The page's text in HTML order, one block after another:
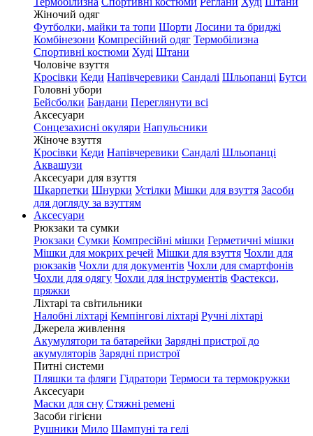
Жіночий одяг
Футболки, майки та топи Шорти Лосини та бриджі
Комбінезони Компресійний одяг Термобілизна
Спортивні костюми Худі Штани
Чоловіче взуття
Кросівки Кеди Напівчеревики Сандалі Шльопанці Бутси
Головні убори
Бейсболки Бандани Переглянути всі
Аксесуари
Сонцезахисні окуляри Напульсники
Жіноче взуття
Кросівки Кеди Напівчеревики Сандалі Шльопанці
Аквашузи
Аксесуари для взуття
Шкарпетки Шнурки Устілки Мішки для взуття Засоби
для догляду за взуттям
Аксесуари
Рюкзаки та сумки
Рюкзаки Сумки Компресійні мішки Герметичні мішки
Мішки для мокрих речей Мішки для взуття Чохли для
рюкзаків Чохли для документів Чохли для смартфонів
Чохли для одягу Чохли для інструментів Фастекси,
пряжки
Ліхтарі та світильники
Налобні ліхтарі Кемпінгові ліхтарі Ручні ліхтарі
Джерела живлення
Акумулятори та батарейки Зарядні пристрої до
акумуляторів Зарядні пристрої
Питні системи
Пляшки та фляги Гідратори Термоси та термокружки
Аксесуари
Маски для сну Стяжні ремені
Засоби гігієни
Рушники Мило Шампуні та гелі